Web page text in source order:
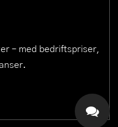
– med bedriftspriser,